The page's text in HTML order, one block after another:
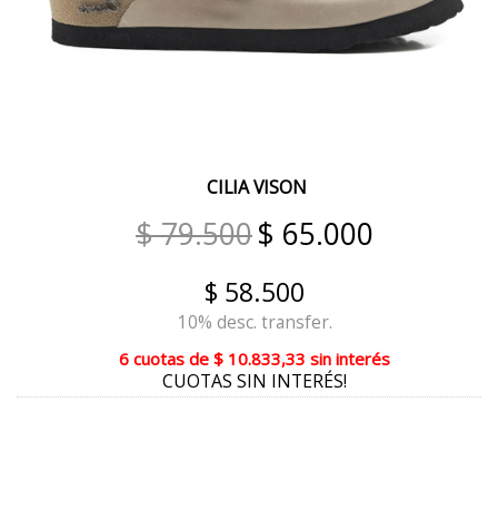
NEGRO BLANCO
BLANCO/NUDE
NEGRO PLATA
DIESEL VISON
CILIA VISON
$ 79.500$ 65.000
$ 58.500
10% desc. transfer.
6 cuotas de $ 10.833,33 sin interés
CUOTAS SIN INTERÉS!